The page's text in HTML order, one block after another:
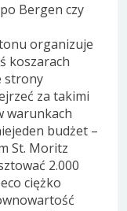
Bergen czy
organizuje
koszarach
strony
za takimi
warunkach
budżet –
St. Moritz
2.000
ciężko